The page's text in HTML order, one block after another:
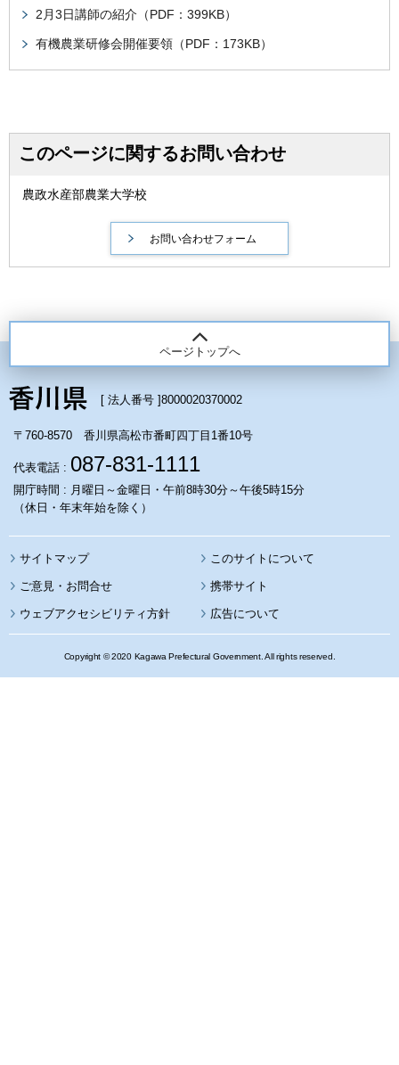
2月3日講師の紹介（PDF：399KB）
有機農業研修会開催要領（PDF：173KB）
このページに関するお問い合わせ
農政水産部農業大学校
ページトップへ
[ 法人番号 ]8000020370002
〒760-8570 香川県高松市番町四丁目1番10号
代表電話 : 087-831-1111
開庁時間 : 月曜日～金曜日・午前8時30分～午後5時15分
（休日・年末年始を除く）
サイトマップ このサイトについて
携帯サイト
ウェブアクセシビリティ方針 広告について
Copyright © 2020 Kagawa Prefectural Government. All rights reserved.